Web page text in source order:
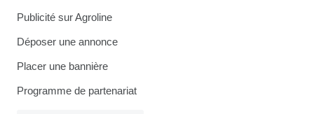
Publicité sur Agroline
Déposer une annonce
Placer une bannière
Programme de partenariat